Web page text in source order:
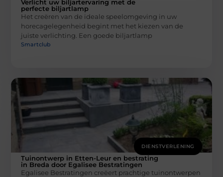
Verlicht uw biljartervaring met de
perfecte biljartlamp
Het creëren van de ideale speelomgeving in uw
horecagelegenheid begint met het kiezen van de
juiste verlichting. Een goede biljartlamp
Smartclub
DIENSTVERLENING
Tuinontwerp in Etten-Leur en bestrating
in Breda door Egalisee Bestratingen
Egalisee Bestratingen creëert prachtige tuinontwerpen